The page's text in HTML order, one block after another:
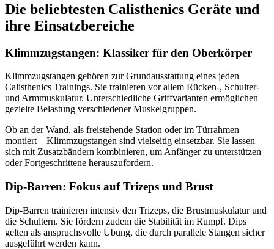
Die beliebtesten Calisthenics Geräte und
ihre Einsatzbereiche
Klimmzugstangen: Klassiker für den Oberkörper
Klimmzugstangen gehören zur Grundausstattung eines jeden
Calisthenics Trainings. Sie trainieren vor allem Rücken-, Schulter-
und Armmuskulatur. Unterschiedliche Griffvarianten ermöglichen
gezielte Belastung verschiedener Muskelgruppen.
Ob an der Wand, als freistehende Station oder im Türrahmen
montiert – Klimmzugstangen sind vielseitig einsetzbar. Sie lassen
sich mit Zusatzbändern kombinieren, um Anfänger zu unterstützen
oder Fortgeschrittene herauszufordern.
Dip-Barren: Fokus auf Trizeps und Brust
Dip-Barren trainieren intensiv den Trizeps, die Brustmuskulatur und
die Schultern. Sie fördern zudem die Stabilität im Rumpf. Dips
gelten als anspruchsvolle Übung, die durch parallele Stangen sicher
ausgeführt werden kann.